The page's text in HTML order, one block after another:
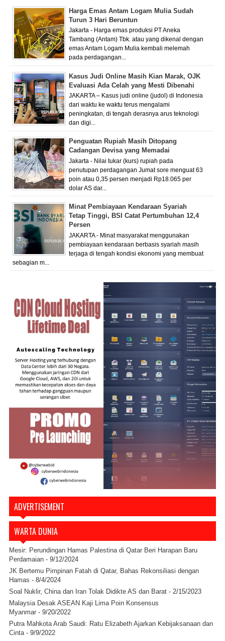
Harga Emas Antam Logam Mulia Sudah
Turun 3 Hari Beruntun
Jakarta - Harga emas produksi PT Aneka
Tambang (Antam) Tbk. atau yang dikenal dengan
emas Antam Logam Mulia kembali melemah
pada perdagangan...
Kasus Judi Online Masih Kian Marak, OJK
Evaluasi Ada Celah yang Mesti Dibenahi
JAKARTA – Kasus judi online (judol) di Indonesia
dari waktu ke waktu terus mengalami
peningkatan, di tengah derasnya arus teknologi
dan digi...
Penguatan Rupiah Masih Ditopang
Cadangan Devisa yang Memadai
Jakarta - Nilai tukar (kurs) rupiah pada
penutupan perdagangan Jumat sore menguat 63
poin atau 0,35 persen menjadi Rp18.065 per
dolar AS dar...
Minat Pembiayaan Kendaraan Syariah
Tetap Tinggi, BSI Catat Pertumbuhan 12,4
Persen
JAKARTA - Minat masyarakat menggunakan
pembiayaan kendaraan berbasis syariah masih
terjaga di tengah kondisi ekonomi yang membuat
sebagian m...
ADVERTISEMENT
WARTA DUNIA
Mesir: Perundingan Hamas Palestina di Qatar Beri Harapan Baru
Perdamaian - 9/12/2024
JK Bertemu Pimpinan Fatah di Qatar, Bahas Rekonsiliasi dengan
Hamas - 8/4/2024
Soal Nuklir, China dan Iran Tolak Didikte AS dan Barat - 2/15/2023
Malaysia Desak ASEAN Kaji Lima Poin Konsensus
Myanmar - 9/20/2022
Putra Mahkota Arab Saudi: Ratu Elizabeth Ajarkan Kebijaksanaan dan
Cinta - 9/9/2022